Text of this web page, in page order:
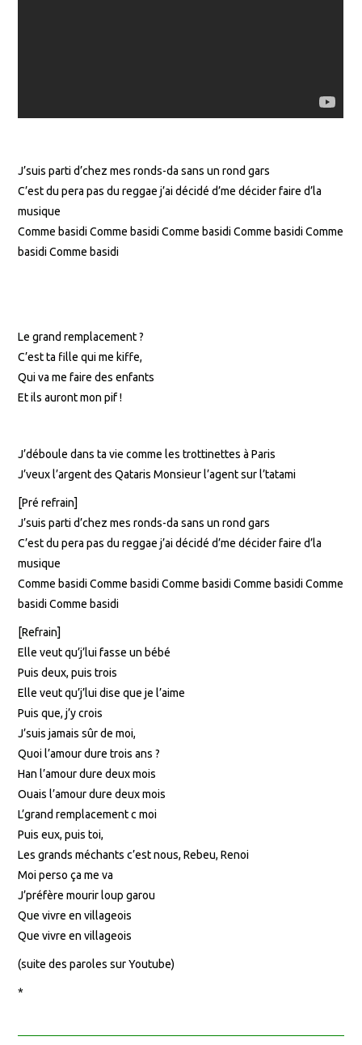
J’suis parti d’chez mes ronds-da sans un rond gars
C’est du pera pas du reggae j’ai décidé d’me décider faire d’la
musique
Comme basidi Comme basidi Comme basidi Comme basidi Comme
basidi Comme basidi
Le grand remplacement ?
C’est ta fille qui me kiffe,
Qui va me faire des enfants
Et ils auront mon pif !
J’déboule dans ta vie comme les trottinettes à Paris
J’veux l’argent des Qataris Monsieur l’agent sur l’tatami
[Pré refrain]
J’suis parti d’chez mes ronds-da sans un rond gars
C’est du pera pas du reggae j’ai décidé d’me décider faire d’la
musique
Comme basidi Comme basidi Comme basidi Comme basidi Comme
basidi Comme basidi
[Refrain]
Elle veut qu’j’lui fasse un bébé
Puis deux, puis trois
Elle veut qu’j’lui dise que je l’aime
Puis que, j’y crois
J’suis jamais sûr de moi,
Quoi l’amour dure trois ans ?
Han l’amour dure deux mois
Ouais l’amour dure deux mois
L’grand remplacement c moi
Puis eux, puis toi,
Les grands méchants c’est nous, Rebeu, Renoi
Moi perso ça me va
J’préfère mourir loup garou
Que vivre en villageois
Que vivre en villageois
(suite des paroles sur Youtube)
*